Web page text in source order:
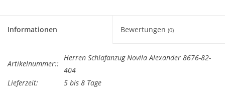
Informationen Bewertungen (0)
Artikelnummer::
Herren Schlafanzug Novila Alexander 8676-82-
404
Lieferzeit:
5 bis 8 Tage